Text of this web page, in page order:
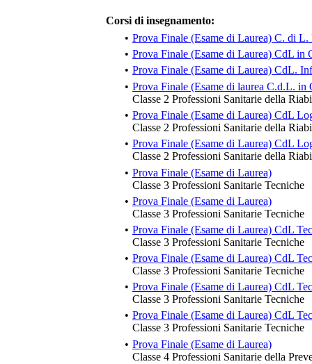
Corsi di insegnamento:
• Prova Finale (Esame di Laurea) C. di L.
• Prova Finale (Esame di Laurea) CdL in
• Prova Finale (Esame di Laurea) CdL.
• Prova Finale (Esame di laurea C.d.L.
Classe 2 Professioni Sanitarie della
• Prova Finale (Esame di Laurea) CdL
Classe 2 Professioni Sanitarie della
• Prova Finale (Esame di Laurea) CdL
Classe 2 Professioni Sanitarie della
• Prova Finale (Esame di Laurea)
Classe 3 Professioni Sanitarie Tecniche
• Prova Finale (Esame di Laurea)
Classe 3 Professioni Sanitarie Tecniche
• Prova Finale (Esame di Laurea) CdL
Classe 3 Professioni Sanitarie Tecniche
• Prova Finale (Esame di Laurea) CdL
Classe 3 Professioni Sanitarie Tecniche
• Prova Finale (Esame di Laurea) CdL
Classe 3 Professioni Sanitarie Tecniche
• Prova Finale (Esame di Laurea) CdL
Classe 3 Professioni Sanitarie Tecniche
• Prova Finale (Esame di Laurea)
Classe 4 Professioni Sanitarie della